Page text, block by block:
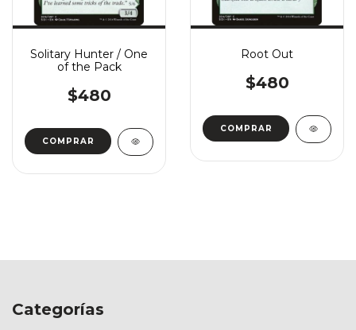
Solitary Hunter / One
of the Pack
$480
COMPRAR
Root Out
$480
COMPRAR
Categorías